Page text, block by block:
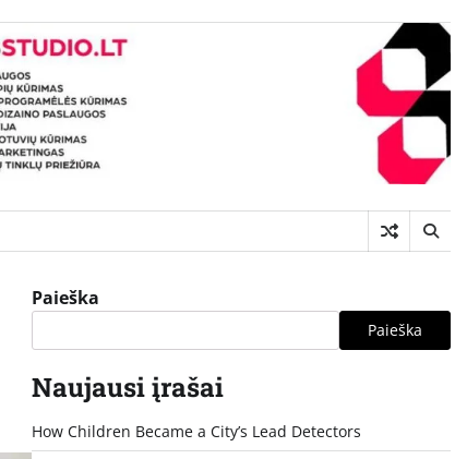
Paieška
Paieška
Naujausi įrašai
How Children Became a City’s Lead Detectors